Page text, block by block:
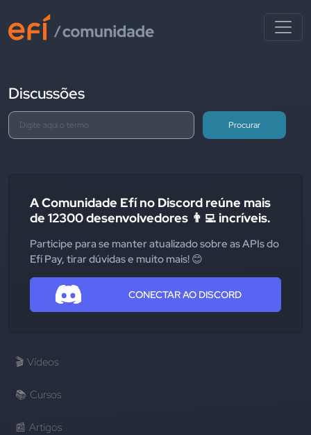
Discussões
Procurar
A Comunidade Efí no Discord reúne mais
de 12300 desenvolvedores 👨‍💻 incríveis.
Participe para se manter atualizado sobre as APIs do
Efí Pay, tirar dúvidas e muito mais! 😊
CONECTAR AO DISCORD
🎬 Vídeos
📚 Cursos
📰 Artigos